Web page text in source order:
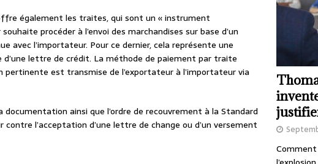
également les traites, qui sont un « instrument
procéder à l’envoi des marchandises sur base d’un
avec l’importateur. Pour ce dernier, cela représente une
lettre de crédit. La méthode de paiement par traite
est transmise de l’exportateur à l’importateur via
ainsi que l’ordre de recouvrement à la Standard
contre l’acceptation d’une lettre de change ou d’un versement